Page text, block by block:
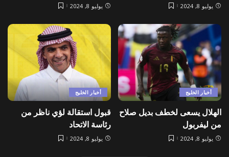
يوليو 8, 2024 يوليو 8, 2024
أخبار الخليج
الهلال يسعى لخطف بديل صلاح
من ليفربول
يوليو 8, 2024
أخبار الخليج
قبول استقالة لؤي ناظر من
رئاسة الاتحاد
يوليو 8, 2024